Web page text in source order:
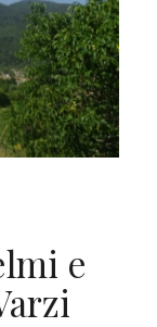
e